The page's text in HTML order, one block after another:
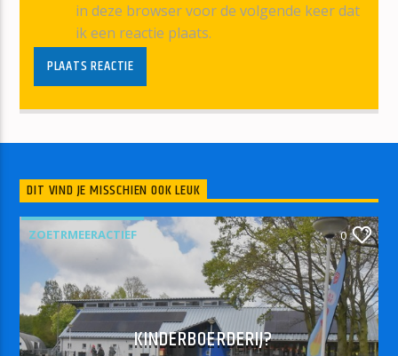
in deze browser voor de volgende keer dat
ik een reactie plaats.
DIT VIND JE MISSCHIEN OOK LEUK
ZOETRMEERACTIEF 0
KINDERBOERDERIJ?